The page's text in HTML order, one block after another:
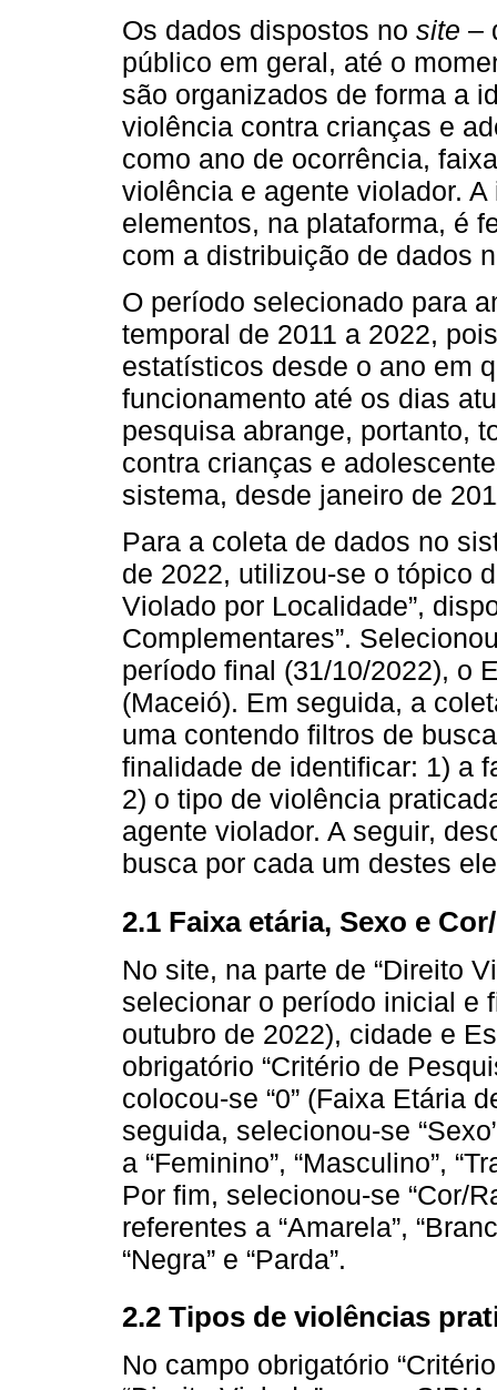
Os dados dispostos no site –
público em geral, até o
são organizados de forma a
violência contra crianças e
como ano de ocorrência,
violência e agente violador.
elementos, na plataforma, é
com a distribuição de dados
O período selecionado para
temporal de 2011 a 2022,
estatísticos desde o ano em
funcionamento até os dias
pesquisa abrange, portanto,
contra crianças e
sistema, desde janeiro de
Para a coleta de dados no
de 2022, utilizou-se o tópico
Violado por Localidade”,
Complementares”.
período final (31/10/2022), o
(Maceió). Em seguida, a
uma contendo filtros de
finalidade de identificar: 1) a
2) o tipo de violência
agente violador. A seguir,
busca por cada um destes
2.1 Faixa etária, Sexo e
No site, na parte de “Direito
selecionar o período inicial e
outubro de 2022), cidade e
obrigatório “Critério de
colocou-se “0” (Faixa Etária
seguida, selecionou-se
a “Feminino”, “Masculino”,
Por fim, selecionou-se “Cor/
referentes a “Amarela”,
“Negra” e “Parda”.
2.2 Tipos de violências
No campo obrigatório